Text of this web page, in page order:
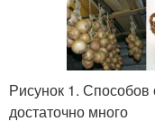
Рисунок 1. Способов
достаточно много